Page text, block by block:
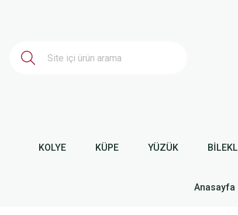
KOLYE KÜPE YÜZÜK
Anasayfa